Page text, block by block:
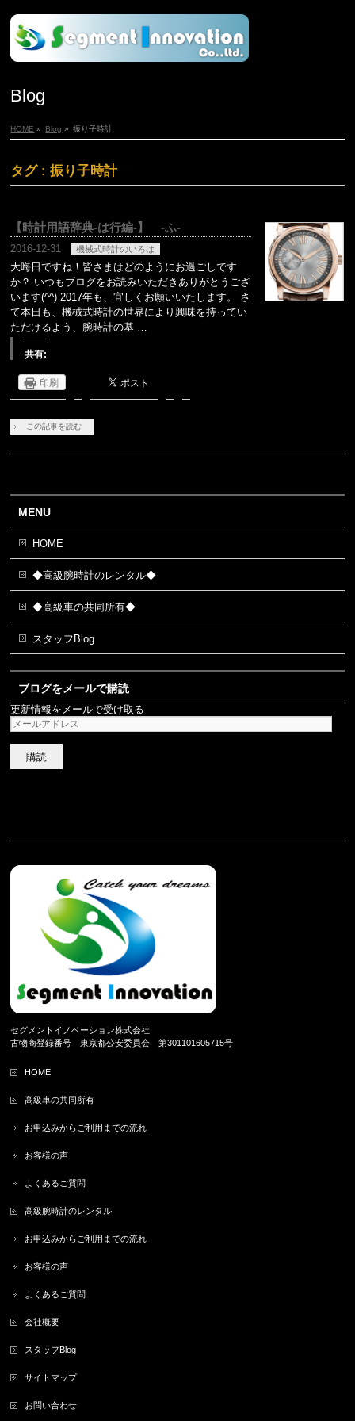
Blog
HOME » Blog » 振り子時計
タグ : 振り子時計
【時計用語辞典-は行編-】 -ふ-
2016-12-31 機械式時計のいろは
大晦日ですね！皆さまはどのようにお過ごしです
か？ いつもブログをお読みいただきありがとうござ
います(^^) 2017年も、宜しくお願いいたします。 さ
て本日も、機械式時計の世界により興味を持ってい
ただけるよう、腕時計の基 …
共有:
印刷
この記事を読む
MENU
HOME
◆高級腕時計のレンタル◆
◆高級車の共同所有◆
スタッフBlog
ブログをメールで購読
更新情報をメールで受け取る
メ
ー
ル
ド
セグメントイノベーション株式会社
古物商登録番号 東京都公安委員会 第301101605715号
HOME
高級車の共同所有
お申込みからご利用までの流れ
お客様の声
よくあるご質問
高級腕時計のレンタル
お申込みからご利用までの流れ
お客様の声
よくあるご質問
会社概要
スタッフBlog
サイトマップ
お問い合わせ